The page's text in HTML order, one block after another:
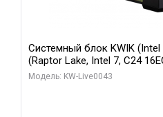
Системный блок KWIK (Intel
(Raptor Lake, Intel 7, C24
модуля)/ Palit RTX5070Ti
Модель: KW-Live0043